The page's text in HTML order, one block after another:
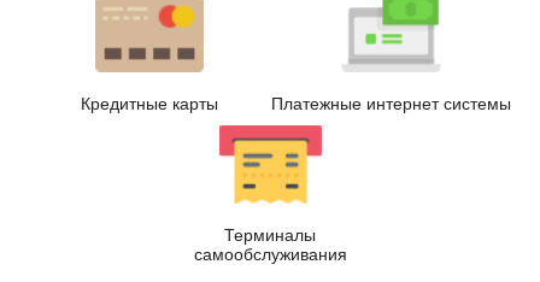
Кредитные карты Платежные интернет системы
Терминалы
самообслуживания